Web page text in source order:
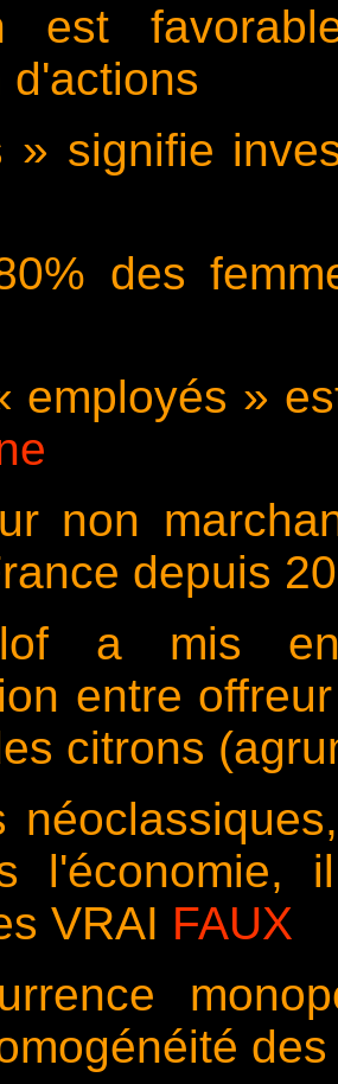
est
d'actions
» signifie
des
employés »
non
depuis
a mis en
entre
citrons
l'économie,
VRAI FAUX